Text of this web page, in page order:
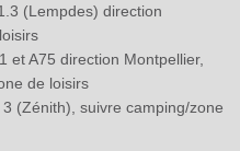
(Lempdes) direction
et A75 direction Montpellier,
de loisirs
(Zénith), suivre camping/zone